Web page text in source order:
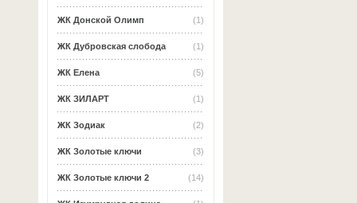
(1)
ЖК Донской Олимп
(1)
ЖК Дубровская слобода
(5)
ЖК Елена
(1)
ЖК ЗИЛАРТ
(2)
ЖК Зодиак
(3)
ЖК Золотые ключи
(14)
ЖК Золотые ключи 2